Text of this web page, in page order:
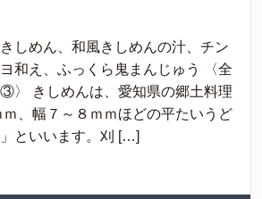
きしめん、和風きしめんの汁、チン
和え、ふっくら鬼まんじゅう 〈全
〉 きしめんは、愛知県の郷土料理
、幅７～８ｍｍほどの平たいうど
といいます。刈 […]